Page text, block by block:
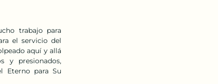
trabajo  para
el servicio del
aquí y allá
y  presionados,
Eterno  para  Su